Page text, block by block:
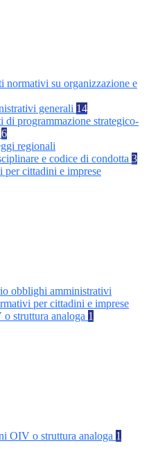
normativi su organizzazione e
generali 14
di programmazione strategico-
6
regionali
e codice di condotta 3
cittadini e imprese
obblighi amministrativi
per cittadini e imprese
struttura analoga 1
OIV o struttura analoga 1